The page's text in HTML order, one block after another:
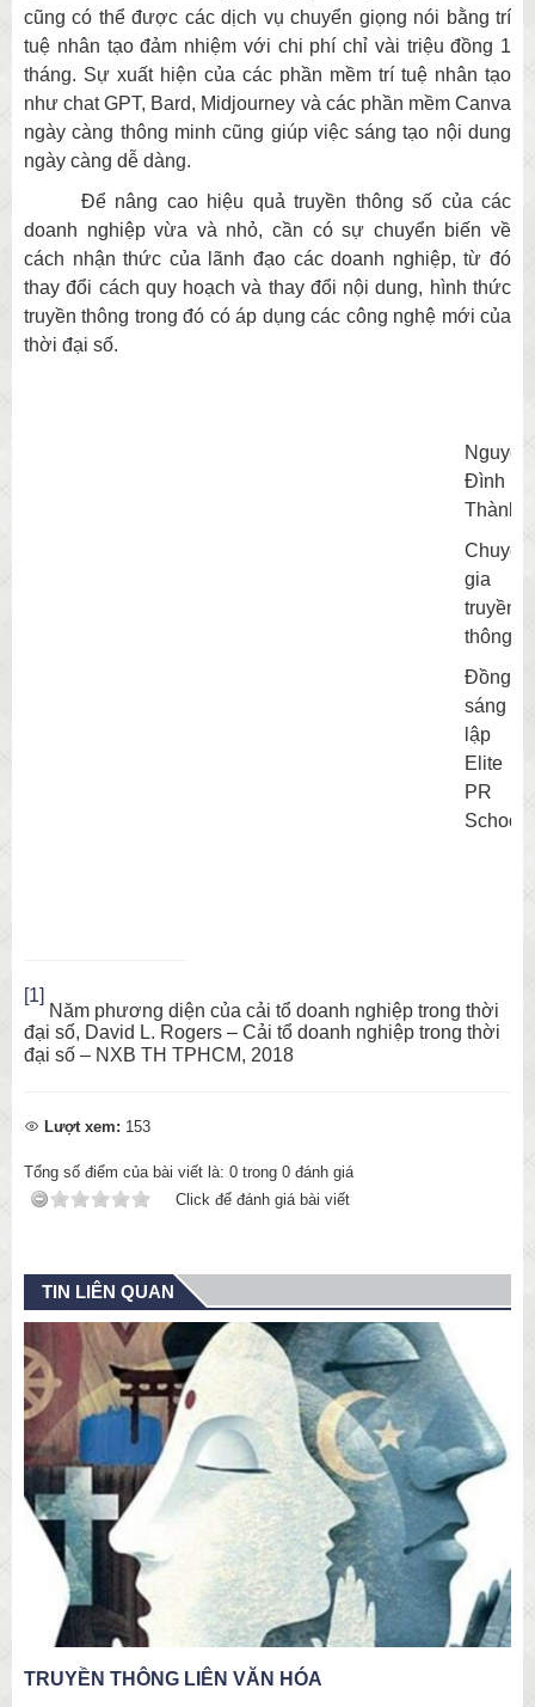
cũng có thể được các dịch vụ chuyển giọng nói bằng trí
tuệ nhân tạo đảm nhiệm với chi phí chỉ vài triệu đồng 1
tháng. Sự xuất hiện của các phần mềm trí tuệ nhân tạo
như chat GPT, Bard, Midjourney và các phần mềm Canva
ngày càng thông minh cũng giúp việc sáng tạo nội dung
ngày càng dễ dàng.
Để nâng cao hiệu quả truyền thông số của các
doanh nghiệp vừa và nhỏ, cần có sự chuyển biến về
cách nhận thức của lãnh đạo các doanh nghiệp, từ đó
thay đổi cách quy hoạch và thay đổi nội dung, hình thức
truyền thông trong đó có áp dụng các công nghệ mới của
thời đại số.
Nguyễn
Đình
Thành
Chuyên
gia
truyền
thông
Đồng
sáng
lập
Elite
PR
School
[1]
Năm phương diện của cải tổ doanh nghiệp trong thời
đại số, David L. Rogers – Cải tổ doanh nghiệp trong thời
đại số – NXB TH TPHCM, 2018
Lượt xem: 153
Tổng số điểm của bài viết là: 0 trong 0 đánh giá
Click để đánh giá bài viết
TIN LIÊN QUAN
TRUYỀN THÔNG LIÊN VĂN HÓA